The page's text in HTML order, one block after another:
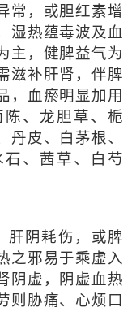
常，或胆红素增
湿热蕴毒波及血
主，健脾益气为
滋补肝肾，伴脾
，血瘀明显加用
、龙胆草、栀
丹皮、白茅根、
、茜草、白芍
阴耗伤，或脾
之邪易于乘虚入
阴虚，阴虚血热
则胁痛、心烦口